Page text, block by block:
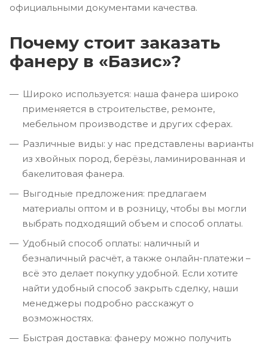
официальными документами качества.
Почему стоит заказать
фанеру в «Базис»?
Широко используется: наша фанера широко
применяется в строительстве, ремонте,
мебельном производстве и других сферах.
Различные виды: у нас представлены варианты
из хвойных пород, берёзы, ламинированная и
бакелитовая фанера.
Выгодные предложения: предлагаем
материалы оптом и в розницу, чтобы вы могли
выбрать подходящий объем и способ оплаты.
Удобный способ оплаты: наличный и
безналичный расчёт, а также онлайн-платежи –
всё это делает покупку удобной. Если хотите
найти удобный способ закрыть сделку, наши
менеджеры подробно расскажут о
возможностях.
Быстрая доставка: фанеру можно получить